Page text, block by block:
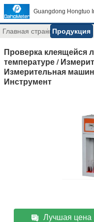
Guangdong Hongtuo
Главная страницаПродукция
Проверка клеящейся
температуре /
Измерительная
Инструмент
Лучшая цена